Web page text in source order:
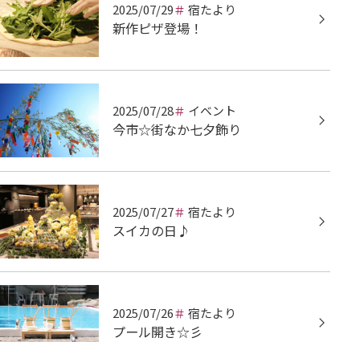
2025/07/29 宿たより
新作ピザ登場！
2025/07/28 イベント
今市☆街なか七夕飾り
2025/07/27 宿たより
スイカの日♪
2025/07/26 宿たより
プール開き☆彡